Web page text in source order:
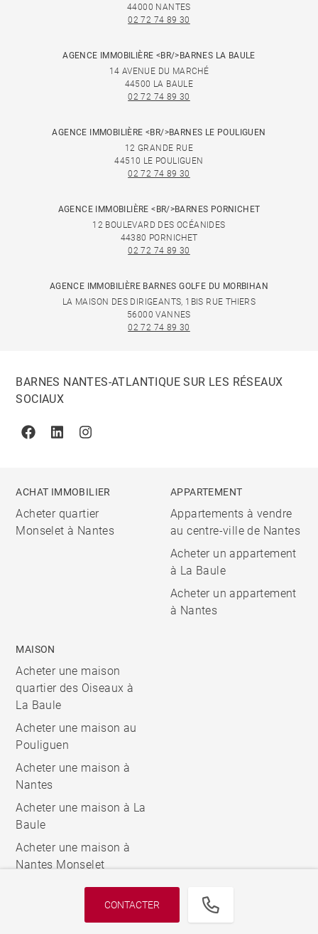
CONTACTER
44000 NANTES
02 72 74 89 30
AGENCE IMMOBILIÈRE <BR/>BARNES LA BAULE
14 AVENUE DU MARCHÉ
44500 LA BAULE
02 72 74 89 30
AGENCE IMMOBILIÈRE <BR/>BARNES LE POULIGUEN
12 GRANDE RUE
44510 LE POULIGUEN
02 72 74 89 30
AGENCE IMMOBILIÈRE <BR/>BARNES PORNICHET
12 BOULEVARD DES OCÉANIDES
44380 PORNICHET
02 72 74 89 30
AGENCE IMMOBILIÈRE BARNES GOLFE DU MORBIHAN
LA MAISON DES DIRIGEANTS, 1BIS RUE THIERS
56000 VANNES
02 72 74 89 30
BARNES NANTES-ATLANTIQUE SUR LES RÉSEAUX
SOCIAUX
FacebookLinkedinInstagram
ACHAT IMMOBILIER
Acheter quartier
Monselet à Nantes
APPARTEMENT
Appartements à vendre
au centre-ville de Nantes
Acheter un appartement
à La Baule
Acheter un appartement
à Nantes
MAISON
Acheter une maison
quartier des Oiseaux à
La Baule
Acheter une maison au
Pouliguen
Acheter une maison à
Nantes
Acheter une maison à La
Baule
Acheter une maison à
Nantes Monselet
© 2026 BARNES, INTERNATIONAL REALTY - BARNES
INTERNATIONAL